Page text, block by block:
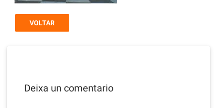
VOLTAR
Deixa un comentario